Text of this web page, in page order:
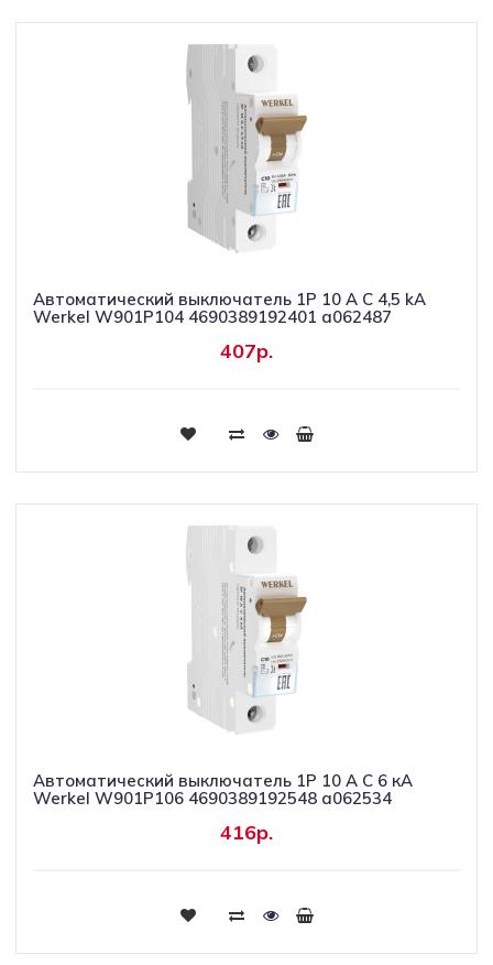
Автоматический выключатель 1P 10 A C 4,5 kА
Werkel W901P104 4690389192401 a062487
407р.
Купить
Автоматический выключатель 1P 10 A C 6 кА
Werkel W901P106 4690389192548 a062534
416р.
Купить